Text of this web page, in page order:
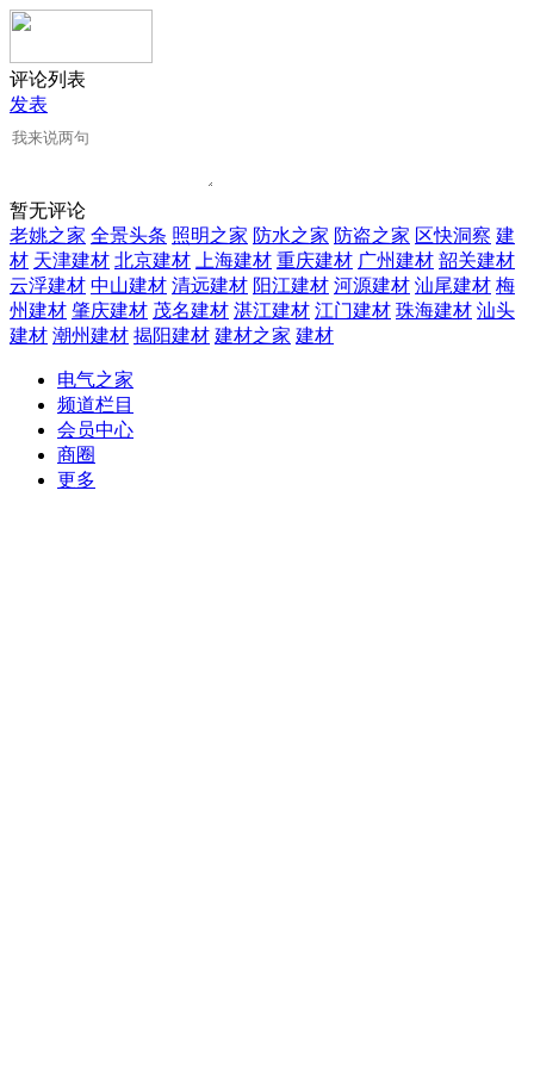
评论列表
发表
暂无评论
老姚之家 全景头条 照明之家 防水之家 防盗之家 区快洞察 建
材 天津建材 北京建材 上海建材 重庆建材 广州建材 韶关建材
云浮建材 中山建材 清远建材 阳江建材 河源建材 汕尾建材 梅
州建材 肇庆建材 茂名建材 湛江建材 江门建材 珠海建材 汕头
建材 潮州建材 揭阳建材 建材之家 建材
电气之家
频道栏目
会员中心
商圈
更多